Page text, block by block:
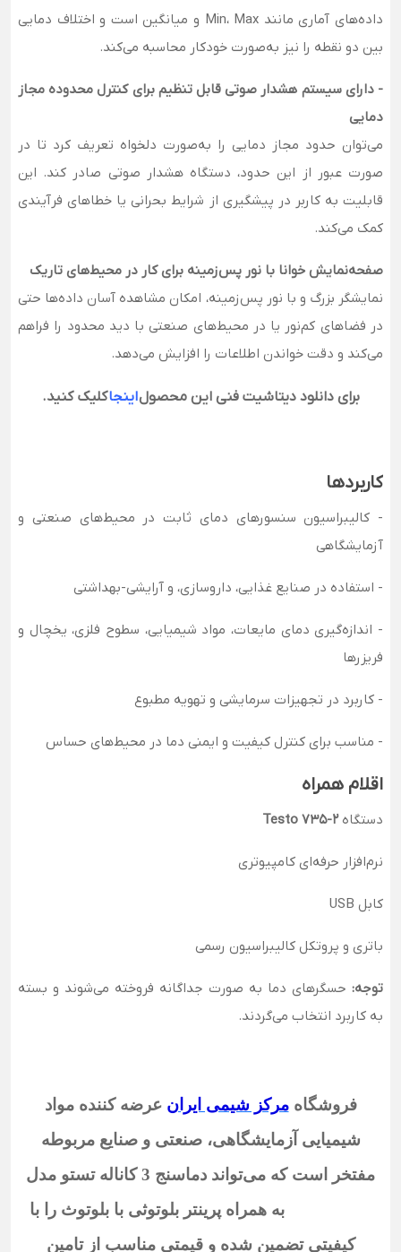
داده‌های آماری مانند Min، Max و میانگین است و اختلاف دمایی
بین دو نقطه را نیز به‌صورت خودکار محاسبه می‌کند.
- دارای سیستم هشدار صوتی قابل تنظیم برای کنترل محدوده مجاز
دمایی
می‌توان حدود مجاز دمایی را به‌صورت دلخواه تعریف کرد تا در
صورت عبور از این حدود، دستگاه هشدار صوتی صادر کند. این
قابلیت به کاربر در پیشگیری از شرایط بحرانی یا خطاهای فرآیندی
کمک می‌کند.
صفحه‌نمایش خوانا با نور پس‌زمینه برای کار در محیط‌های تاریک
نمایشگر بزرگ و با نور پس‌زمینه، امکان مشاهده آسان داده‌ها حتی
در فضاهای کم‌نور یا در محیط‌های صنعتی با دید محدود را فراهم
می‌کند و دقت خواندن اطلاعات را افزایش می‌دهد.
برای دانلود دیتاشیت فنی این محصولاینجاکلیک کنید.
کاربردها
- کالیبراسیون سنسورهای دمای ثابت در محیط‌های صنعتی و
آزمایشگاهی
- استفاده در صنایع غذایی، داروسازی، و آرایشی-بهداشتی
- اندازه‌گیری دمای مایعات، مواد شیمیایی، سطوح فلزی، یخچال و
فریزرها
- کاربرد در تجهیزات سرمایشی و تهویه مطبوع
- مناسب برای کنترل کیفیت و ایمنی دما در محیط‌های حساس
اقلام همراه
دستگاهTesto 735-2
نرم‌افزار حرفه‌ای کامپیوتری
کابل USB
باتری و پروتکل کالیبراسیون رسمی
توجه: حسگرهای دما به صورت جداگانه فروخته می‌شوند و بسته
به کاربرد انتخاب می‌گردند.
فروشگاه مرکز شیمی ایران عرضه کننده مواد
شیمیایی آزمایشگاهی، صنعتی و صنایع مربوطه
مفتخر است که می‌تواند دماسنج 3 کاناله تستو مدل
را با
کیفیتی تضمین شده و قیمتی مناسب از تامین